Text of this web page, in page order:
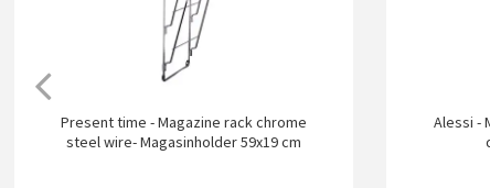
Present time - Magazine rack chrome
steel wire- Magasinholder 59x19 cm
Alessi -